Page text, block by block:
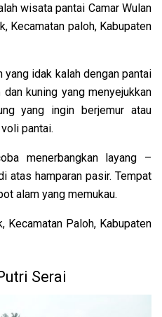
wisata pantai Camar Wulan
Kecamatan paloh, Kabupaten
idak kalah dengan pantai
kuning yang menyejukkan
yang ingin berjemur atau
pantai.
menerbangkan layang –
atas hamparan pasir. Tempat
alam yang memukau.
Kecamatan Paloh, Kabupaten
Serai